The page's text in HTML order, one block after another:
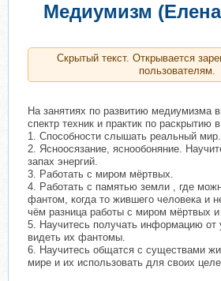
Медиумизм
Скрытый текст. Открывается
пользователям.
На занятиях по развитию медиумизма
спектр техник и практик по раскрытию
1. Способности слышать реальный мир.
2. Ясноосязание, яснообоняние.
запах энергий.
3. Работать с миром мёртвых.
4. Работать с памятью земли , где
фантом, когда то жившего человека и
чём разница работы с миром мёртвых
5. Научитесь получать информацию
видеть их фантомы.
6. Научитесь общатся с существами
мире и их использовать для своих